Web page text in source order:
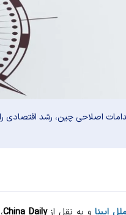
اصلاحی چین، رشد
ایبناو به نقل ازChina Daily